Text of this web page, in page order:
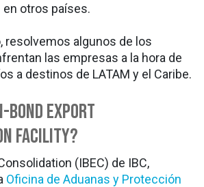
otros países.
resolvemos algunos de los
las empresas a la hora de
a destinos de LATAM y el Caribe.
Bond Export
Facility?
(IBEC) de IBC,
Oficina de Aduanas y Protección